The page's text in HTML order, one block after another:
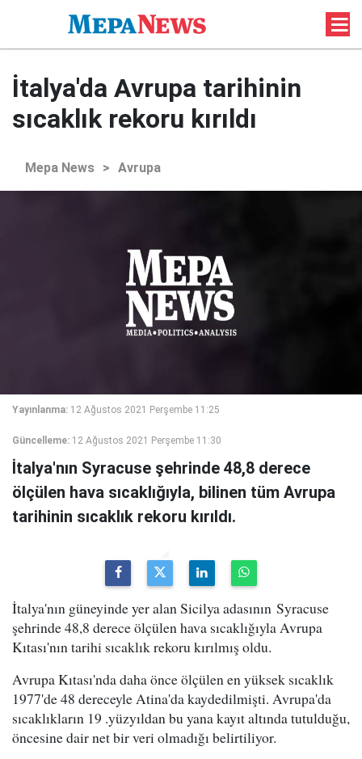
İtalya'da Avrupa tarihinin
sıcaklık rekoru kırıldı
Mepa News > Avrupa
Yayınlanma: 12 Ağustos 2021 Perşembe 11:25
Güncelleme: 12 Ağustos 2021 Perşembe 11:30
İtalya'nın Syracuse şehrinde 48,8 derece
ölçülen hava sıcaklığıyla, bilinen tüm Avrupa
tarihinin sıcaklık rekoru kırıldı.
İtalya'nın güneyinde yer alan Sicilya adasının Syracuse
şehrinde 48,8 derece ölçülen hava sıcaklığıyla Avrupa
Kıtası'nın tarihi sıcaklık rekoru kırılmış oldu.
Avrupa Kıtası'nda daha önce ölçülen en yüksek sıcaklık
1977'de 48 dereceyle Atina'da kaydedilmişti. Avrupa'da
sıcaklıkların 19 .yüzyıldan bu yana kayıt altında tutulduğu,
öncesine dair net bir veri olmadığı belirtiliyor.